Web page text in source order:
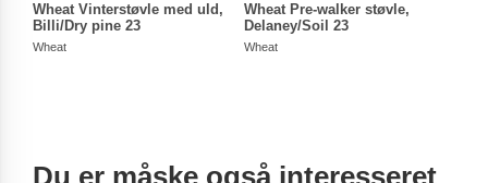
Wheat Vinterstøvle med uld,
Billi/Dry pine 23
Wheat
Wheat Pre-walker støvle,
Delaney/Soil 23
Wheat
Du er måske også interesseret